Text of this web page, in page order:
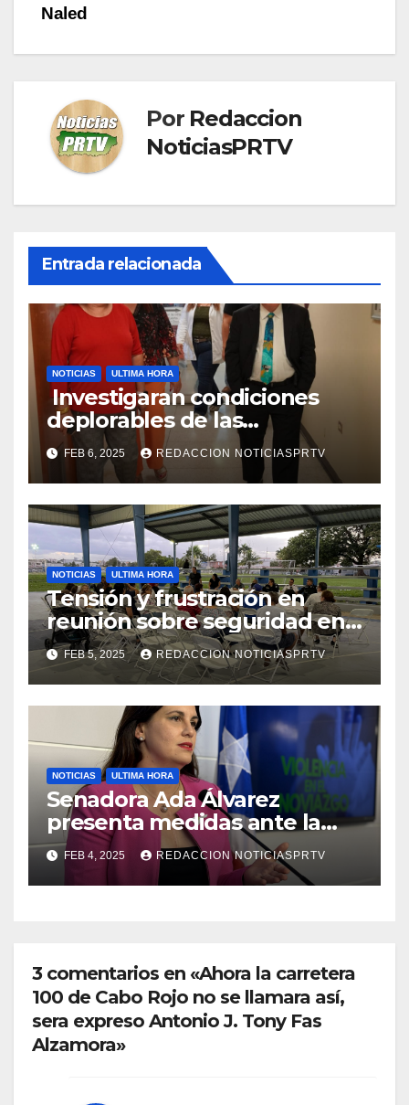
Naled
Por Redaccion
NoticiasPRTV
Entrada relacionada
NOTICIAS ULTIMA HORA
Investigaran condiciones
deplorables de las
facilidades el Departamento
de la Salud en Mayagüez
FEB 6, 2025 REDACCION NOTICIASPRTV
NOTICIAS ULTIMA HORA
Tensión y frustración en
reunión sobre seguridad en
Reparto Metropolitano
FEB 5, 2025 REDACCION NOTICIASPRTV
NOTICIAS ULTIMA HORA
Senadora Ada Álvarez
presenta medidas ante la
violencia en el noviazgo
FEB 4, 2025 REDACCION NOTICIASPRTV
3 comentarios en «Ahora la carretera
100 de Cabo Rojo no se llamara así,
sera expreso Antonio J. Tony Fas
Alzamora»